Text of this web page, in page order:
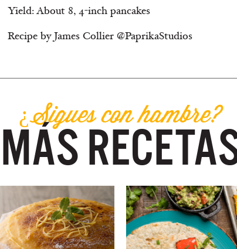
Yield: About 8, 4-inch pancakes
Recipe by James Collier @PaprikaStudios
¿Sigues con hambre?
MÁS